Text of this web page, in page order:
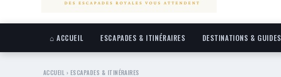
⌂ ACCUEIL ESCAPADES & ITINÉRAIRES DESTINATIONS & GUIDES
ACCUEIL › ESCAPADES & ITINÉRAIRES